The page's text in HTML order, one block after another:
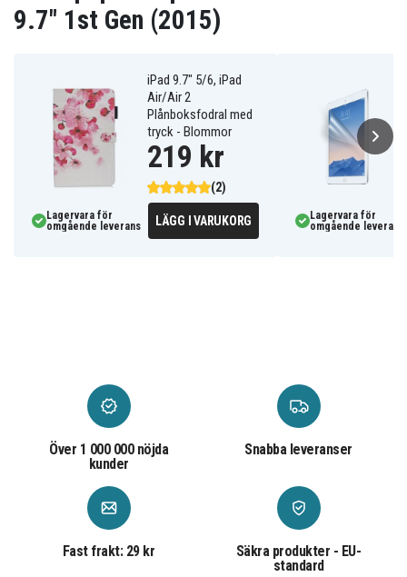
9.7" 1st Gen (2015)
iPad 9.7" 5/6, iPad
Air/Air 2
Plånboksfodral med
tryck - Blommor
(2)
219 kr
Lagervara för
omgående leverans
LÄGG I VARUKORG
Lagervara för
omgående leverans
Över 1 000 000 nöjda
kunder
Snabba leveranser
Fast frakt: 29 kr
Säkra produkter - EU-
standard